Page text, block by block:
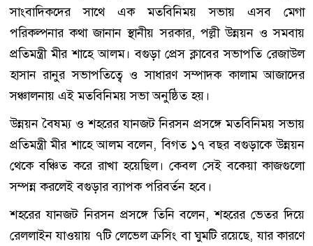
সাংবাদিকদের সাথে এক মতবিনিময় সভায় এসব মেগা
পরিকল্পনার কথা জানান স্থানীয় সরকার, পল্লী উন্নয়ন ও সমবায়
প্রতিমন্ত্রী মীর শাহে আলম। বগুড়া প্রেস ক্লাবের সভাপতি রেজাউল
হাসান রানুর সভাপতিত্বে ও সাধারণ সম্পাদক কালাম আজাদের
সঞ্চালনায় এই মতবিনিময় সভা অনুষ্ঠিত হয়।
উন্নয়ন বৈষম্য ও শহরের যানজট নিরসন প্রসঙ্গে মতবিনিময় সভায়
প্রতিমন্ত্রী মীর শাহে আলম বলেন, বিগত ১৭ বছর বগুড়াকে উন্নয়ন
থেকে বঞ্চিত করে রাখা হয়েছিল। কেবল সেই বকেয়া কাজগুলো
সম্পন্ন করলেই বগুড়ার ব্যাপক পরিবর্তন হবে।
শহরের যানজট নিরসন প্রসঙ্গে তিনি বলেন, শহরের ভেতর দিয়ে
রেললাইন যাওয়ায় ৭টি লেভেল ক্রসিং বা ঘুমটি রয়েছে, যার কারণে